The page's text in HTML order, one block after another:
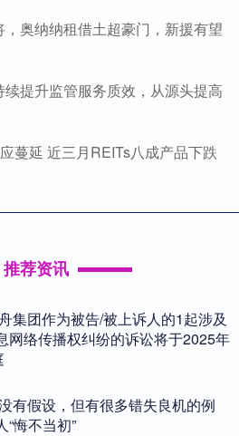
奥纳纳租借土超豪门，新援有望
提升监管服务质效，从源头提高
蔓延 近三月REITs八成产品下跌
推荐资讯
集团作为被告/被上诉人的1起涉及
网络传播权纠纷的诉讼将于2025年
有假设，但有很多错失良机的例
“悔不当初”